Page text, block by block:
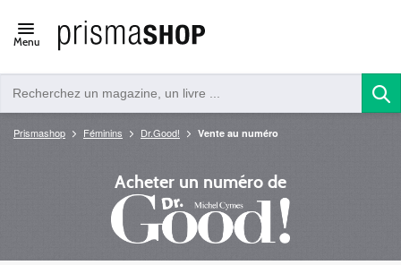
Open/close
navigation
Menu
Prismashop Féminins Dr.Good! Vente au numéro
Acheter un numéro de